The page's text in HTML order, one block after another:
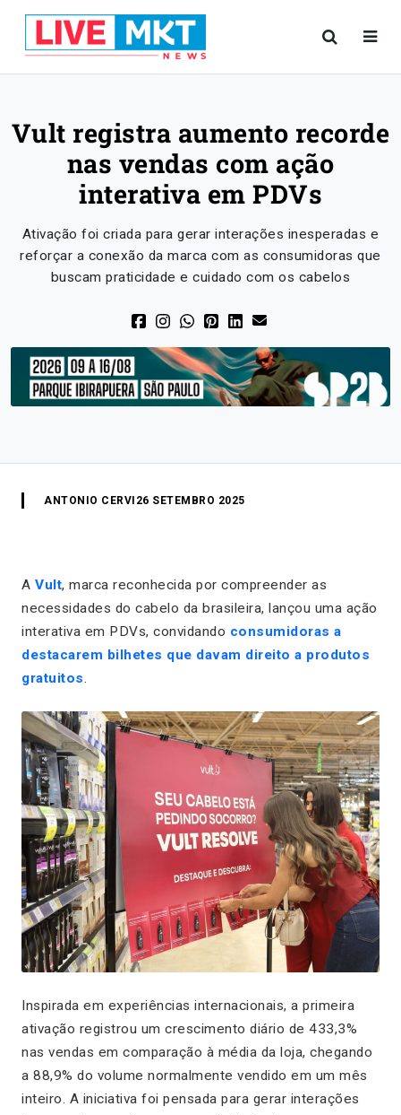
Vult registra aumento recorde
nas vendas com ação
interativa em PDVs
Ativação foi criada para gerar interações inesperadas e
reforçar a conexão da marca com as consumidoras que
buscam praticidade e cuidado com os cabelos
ANTONIO CERVI 26 SETEMBRO 2025
A Vult, marca reconhecida por compreender as
necessidades do cabelo da brasileira, lançou uma ação
interativa em PDVs, convidando consumidoras a
destacarem bilhetes que davam direito a produtos
gratuitos.
Inspirada em experiências internacionais, a primeira
ativação registrou um crescimento diário de 433,3%
nas vendas em comparação à média da loja, chegando
a 88,9% do volume normalmente vendido em um mês
inteiro. A iniciativa foi pensada para gerar interações